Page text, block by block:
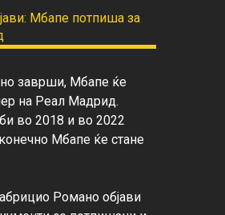
заврши, Мбапе ќе
на Реал Мадрид.
во 2018 и во 2022
Мбапе ќе стане
Романо објави